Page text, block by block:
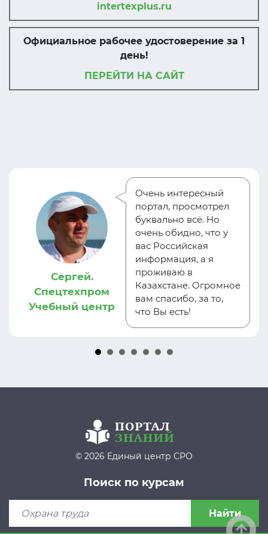
intertexplus.ru
Официальное рабочее удостоверение за 1
день!
ПЕРЕЙТИ НА САЙТ
Сергей.
Спецтехпром
Учебный центр
Очень интересный
портал, просмотрел
буквально всё. Но
очень обидно, что у
вас Российская
информация, а я
проживаю в
Казахстане. Огромное
вам спасибо, за то,
что Вы есть!
© 2026 Единый центр СРО
Поиск по курсам
Найти